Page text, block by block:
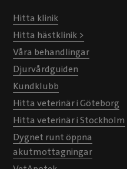
Hitta klinik
Hitta hästklinik >
Våra behandlingar
Djurvårdguiden
Kundklubb
Hitta veterinär i Göteborg
Hitta veterinär i Stockholm
Dygnet runt öppna
akutmottagningar